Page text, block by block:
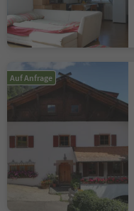
Auf Anfrage